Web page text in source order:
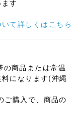
す
て詳しくはこちら
商品または常温
になります(沖縄
購入で、商品の